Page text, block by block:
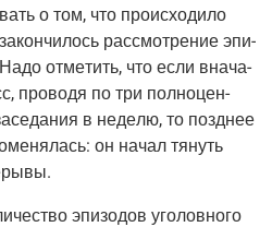
о том, что про­ис­хо­ди­ло
рас­смот­ре­ние эпи­
отме­тить, что если вна­ча­
про­во­дя по три пол­но­цен­
в неде­лю, то позд­нее
он начал тянуть
эпи­зо­дов уго­лов­но­го